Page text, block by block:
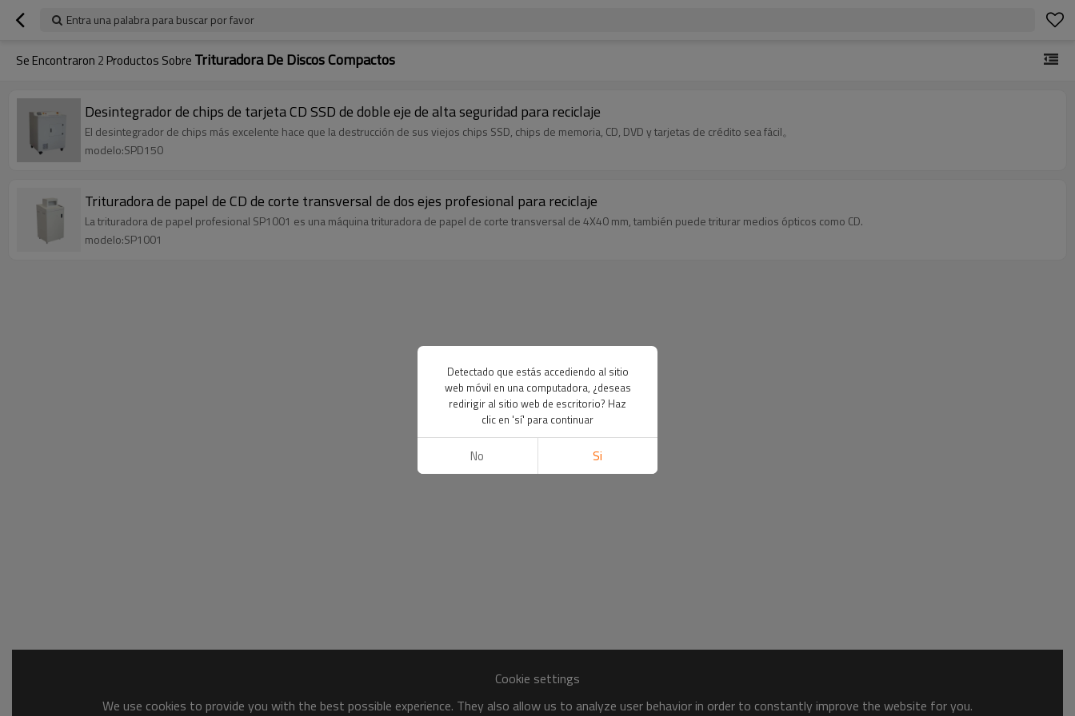
Entra una palabra para buscar por favor
Se Encontraron 2 Productos Sobre Trituradora De Discos Compactos
Desintegrador de chips de tarjeta CD SSD de doble eje de alta seguridad para reciclaje
El desintegrador de chips más excelente hace que la destrucción de sus viejos chips SSD, chips de memoria, CD, DVD y tarjetas de crédito sea fácil。
modelo:SPD150
Trituradora de papel de CD de corte transversal de dos ejes profesional para reciclaje
La trituradora de papel profesional SP1001 es una máquina trituradora de papel de corte transversal de 4X40 mm, también puede triturar medios ópticos como CD.
modelo:SP1001
Cookie settings
We use cookies to provide you with the best possible experience. They also allow us to analyze user behavior in order to constantly improve the website for you.
Detectado que estás accediendo al sitio
web móvil en una computadora, ¿deseas
redirigir al sitio web de escritorio? Haz
clic en 'sí' para continuar
No Si